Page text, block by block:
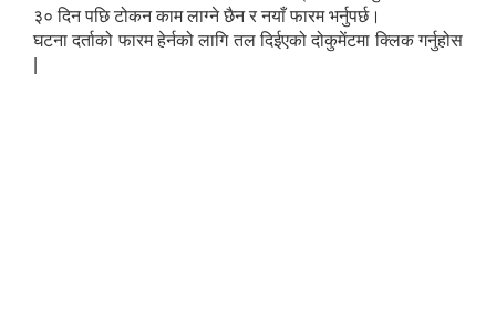
३० दिन पछि टोकन काम लाग्ने छैन र नयाँ फारम भर्नुपर्छ।
घटना दर्ताको फारम हेर्नको लागि तल दिईएको दोकुमेंटमा क्लिक गर्नुहोस